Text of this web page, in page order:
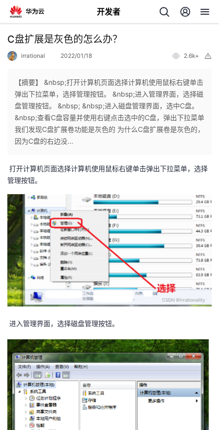
开发者
返
个
人
主
我
的
发
者
我
的
博
我
的
坛
我
圈
子
的
直
播
我
的
活
动
我
的
关
C盘扩展是灰色的怎么办？
irrational 2022/01/18 2.6k+
【摘要】 &nbsp;打开计算机页面选择计算机使用鼠标右键单击
弹出下拉菜单，选择管理按钮。 &nbsp;进入管理界面，选择磁
盘管理按钮。 &nbsp; &nbsp;进入磁盘管理界面，选中C盘。
&nbsp;查看C盘容量并使用右键点击选中的C盘，弹出下拉菜单
我们发现C盘扩展卷功能是灰色的 为什么C盘扩展卷是灰色的，
因为C盘的右边没...
打开计算机页面选择计算机使用鼠标右键单击弹出下拉菜单，选择
管理按钮。
进入管理界面，选择磁盘管理按钮。